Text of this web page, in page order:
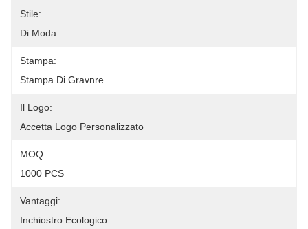
Stile:
Di Moda
Stampa:
Stampa Di Gravnre
Il Logo:
Accetta Logo Personalizzato
MOQ:
1000 PCS
Vantaggi:
Inchiostro Ecologico